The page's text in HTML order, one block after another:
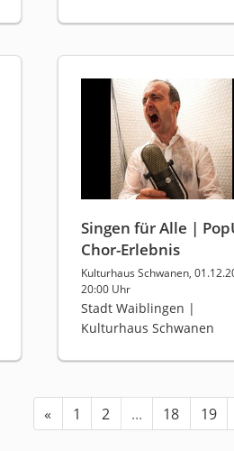
Singen für Alle |
Chor-Erlebnis
Kulturhaus Schwanen,
20:00 Uhr
Stadt Waiblingen |
Kulturhaus Schwanen
« 1 2 ... 18 19